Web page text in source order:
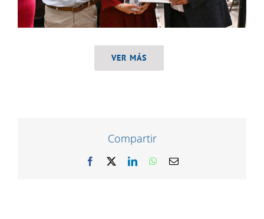
VER MÁS
Compartir
Facebook LinkedInWhatsApp
Correo